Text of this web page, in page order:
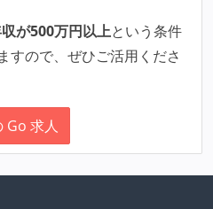
が500万円以上という条件
すので、ぜひご活用くださ
Go 求人